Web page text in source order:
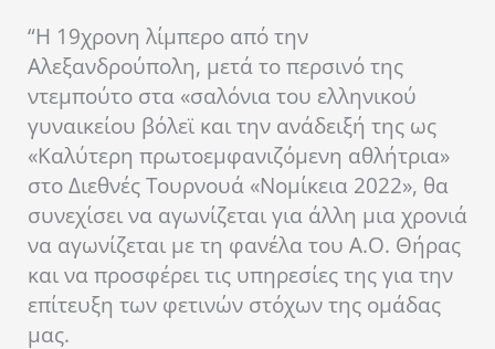
“H 19χρονη λίμπερο από την
Αλεξανδρούπολη, μετά το περσινό της
ντεμπούτο στα «σαλόνια του ελληνικού
γυναικείου βόλεϊ και την ανάδειξή της ως
«Καλύτερη πρωτοεμφανιζόμενη αθλήτρια»
στο Διεθνές Τουρνουά «Νομίκεια 2022», θα
συνεχίσει να αγωνίζεται για άλλη μια χρονιά
να αγωνίζεται με τη φανέλα του Α.Ο. Θήρας
και να προσφέρει τις υπηρεσίες της για την
επίτευξη των φετινών στόχων της ομάδας
μας.